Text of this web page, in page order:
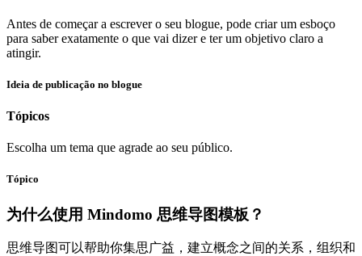
Antes de começar a escrever o seu blogue, pode criar um esboço
para saber exatamente o que vai dizer e ter um objetivo claro a
atingir.
Ideia de publicação no blogue
Tópicos
Escolha um tema que agrade ao seu público.
Tópico
为什么使用 Mindomo 思维导图模板？
思维导图可以帮助你集思广益，建立概念之间的关系，组织和